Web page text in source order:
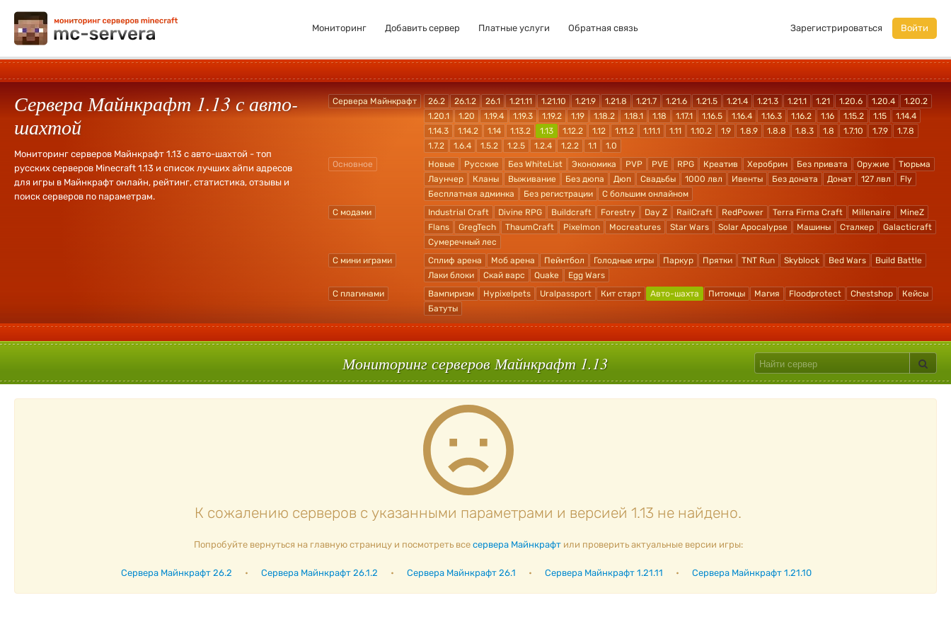
Мониторинг Добавить сервер Платные услуги Обратная связь Зарегистрироваться Войти
Сервера Майнкрафт 1.13 с авто-
шахтой
Мониторинг серверов Майнкрафт 1.13 с авто-шахтой - топ
русских серверов Minecraft 1.13 и список лучших айпи адресов
для игры в Майнкрафт онлайн, рейтинг, статистика, отзывы и
поиск серверов по параметрам.
Сервера Майнкрафт 26.2 26.1.2 26.1 1.21.11 1.21.10 1.21.9 1.21.8 1.21.7 1.21.6 1.21.5 1.21.4 1.21.3 1.21.1 1.21 1.20.6 1.20.4
1.20.2
1.20.1
1.20 1.19.4 1.19.3 1.19.2 1.19 1.18.2 1.18.1 1.18 1.17.1 1.16.5 1.16.4 1.16.3 1.16.2 1.16 1.15.2 1.15
1.14.4
1.14.3
1.14.2 1.14 1.13.2 1.13 1.12.2 1.12 1.11.2 1.11.1 1.11 1.10.2 1.9 1.8.9 1.8.8 1.8.3 1.8 1.7.10 1.7.9
1.7.8
1.7.2
1.6.4 1.5.2 1.2.5 1.2.4 1.2.2 1.1
1.0
Основное
Новые Русские Без WhiteList Экономика PVP PVE RPG Креатив Херобрин Без привата Оружие
Тюрьма
Лаунчер
Кланы Выживание Без дюпа Дюп Свадьбы 1000 лвл Ивенты Без доната Донат 127 лвл
Fly
Бесплатная админка
Без регистрации
С большим онлайном
С модами
Industrial Craft Divine RPG Buildcraft Forestry Day Z RailCraft RedPower Terra Firma Craft Millenaire
MineZ
Flans
GregTech ThaumCraft Pixelmon Mocreatures Star Wars Solar Apocalypse Машины Сталкер
Galacticraft
Сумеречный лес
С мини играми
Сплиф арена Моб арена Пейнтбол Голодные игры Паркур Прятки TNT Run Skyblock Bed Wars
Build Battle
Лаки блоки
Скай варс Quake
Egg Wars
С плагинами
Вампиризм Hypixelpets Uralpassport Кит старт Авто-шахта Питомцы Магия Floodprotect Chestshop
Кейсы
Батуты
Мониторинг серверов Майнкрафт 1.13
К сожалению серверов с указанными параметрами и версией 1.13 не найдено.
Попробуйте вернуться на главную страницу и посмотреть все сервера Майнкрафтили проверить актуальные версии игры:
Сервера Майнкрафт 26.2 • Сервера Майнкрафт 26.1.2 • Сервера Майнкрафт 26.1 • Сервера Майнкрафт 1.21.11 • Сервера Майнкрафт 1.21.10